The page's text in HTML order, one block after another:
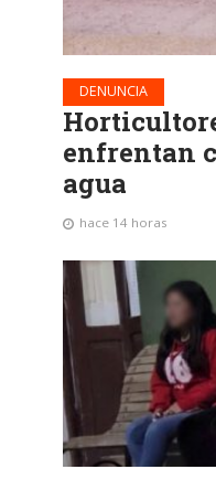
DENUNCIA
enfrentan
agua
hace 14 horas